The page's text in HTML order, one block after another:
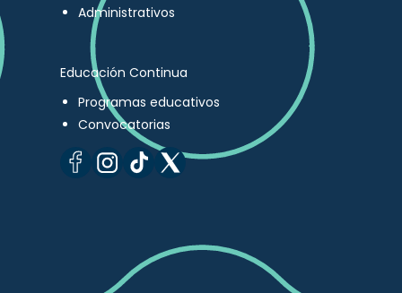
Administrativos
Educación Continua
Programas educativos
Convocatorias